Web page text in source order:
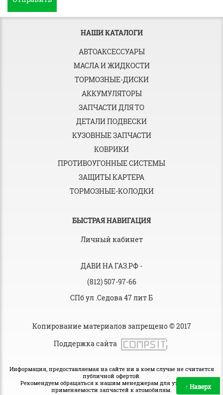
НАШИ КАТАЛОГИ
АВТОАКСЕССУАРЫ
МАСЛА И ЖИДКОСТИ
ТОРМОЗНЫЕ-ДИСКИ
АККУМУЛЯТОРЫ
ЗАПЧАСТИ ДЛЯ ТО
ДЕТАЛИ ПОДВЕСКИ
КУЗОВНЫЕ ЗАПЧАСТИ
КОВРИКИ
ПРОТИВОУГОННЫЕ СИСТЕМЫ
ЗАЩИТЫ КАРТЕРА
ТОРМОЗНЫЕ-КОЛОДКИ
БЫСТРАЯ НАВИГАЦИЯ
Личный кабинет
ДАВИ НА ГАЗ.РФ -
(812) 507-97-66
СПб ул .Седова 47 лит Б
Копирование материалов запрещено © 2017
Поддержка сайта
Информация, предоставляемая на сайте ни в коем случае не считается
публичной офертой.
Рекомендуем обращаться к нашим менеджерам для уточнения
применяемости запчастей к атомобилям.
↑ Наверх